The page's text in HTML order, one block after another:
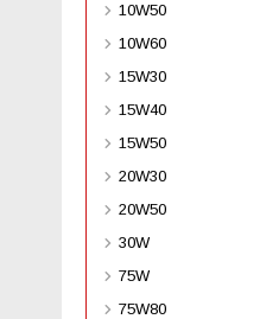
10W50
10W60
15W30
15W40
15W50
20W30
20W50
30W
75W
75W80